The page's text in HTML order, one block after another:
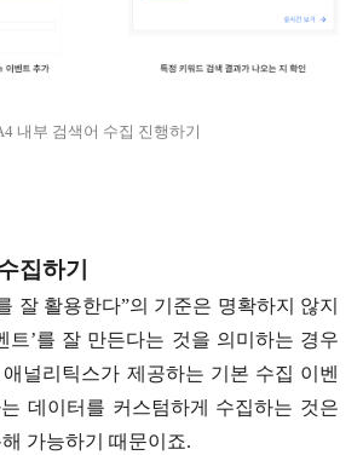
내부 검색어 수집 진행하기
집하기
잘 활용한다”의 기준은 명확하지 않지
트’를 잘 만든다는 것을 의미하는 경우
널리틱스가 제공하는 기본 수집 이벤
데이터를 커스텀하게 수집하는 것은
해 가능하기 때문이죠.